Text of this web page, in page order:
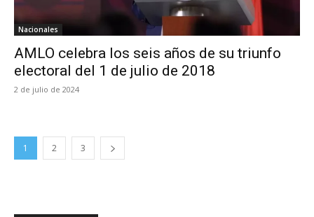
Nacionales
AMLO celebra los seis años de su triunfo
electoral del 1 de julio de 2018
2 de julio de 2024
1 2 3